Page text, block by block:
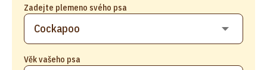
Zadejte plemeno svého psa
Věk vašeho psa